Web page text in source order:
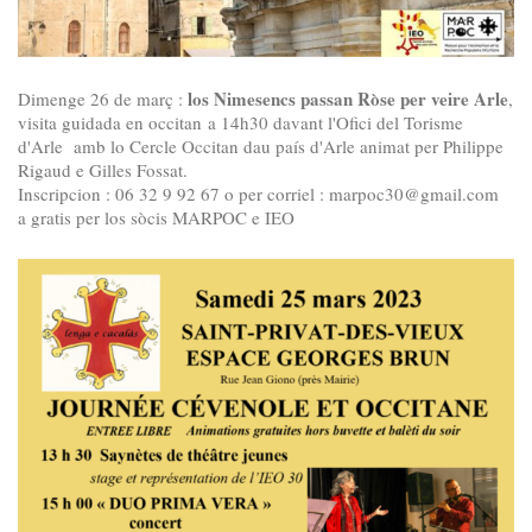
Dimenge 26 de març : los Nimesencs passan Ròse per veire Arle,
visita guidada en occitan a 14h30 davant l'Ofici del Torisme
d'Arle amb lo Cercle Occitan dau país d'Arle animat per Philippe
Rigaud e Gilles Fossat.
Inscripcion : 06 32 9 92 67 o per corriel : marpoc30@gmail.com
a gratis per los sòcis MARPOC e IEO